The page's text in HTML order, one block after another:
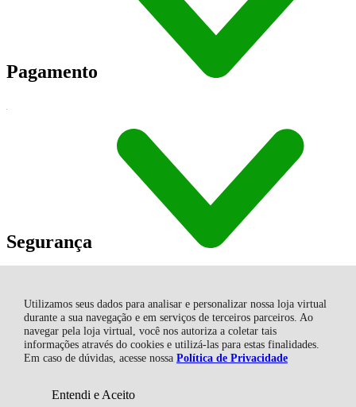
Utilizamos seus dados para analisar e personalizar nossa loja virtual
durante a sua navegação e em serviços de terceiros parceiros. Ao
navegar pela loja virtual, você nos autoriza a coletar tais
informações através do cookies e utilizá-las para estas finalidades.
Em caso de dúvidas, acesse nossa Política de Privacidade
Entendi e Aceito
Pagamento
Segurança
Shambala Indústria e Comércio de Produtos Naturais Ltda., Rua
Angelin Grasso - 513 - Centro - 88735-000 - Gravatal - SC
Shambala Naturais - 2026
R$ 29,85